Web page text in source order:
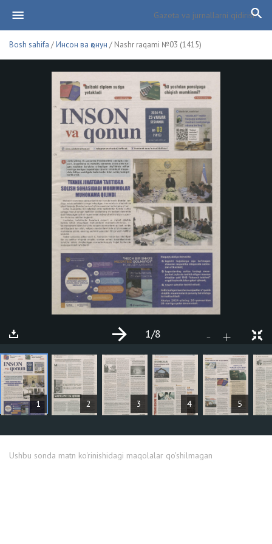
Bosh sahifa /Инсон ва қонун / Nashr raqami №03 (1415)
1 2 3 4 5
- +
1/8
MAQOLALAR
Ushbu sonda matn ko'rinishidagi maqolalar qo'shilmagan